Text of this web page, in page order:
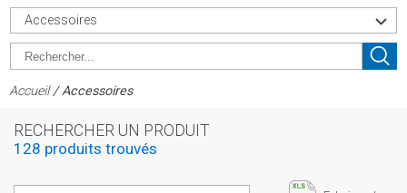
Accessoires
Accueil/ Accessoires
RECHERCHER UN PRODUIT
128 produits trouvés